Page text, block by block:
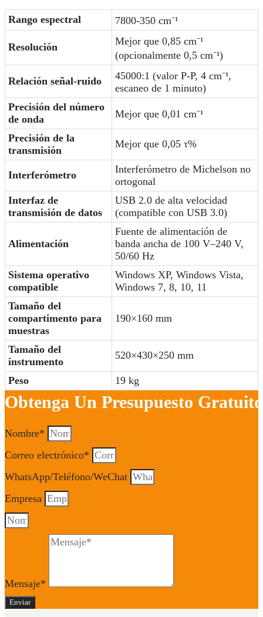
Rango espectral 7800-350 cm⁻¹
Resolución
Mejor que 0,85 cm⁻¹
(opcionalmente 0,5 cm⁻¹)
Relación señal-ruido
45000:1 (valor P-P, 4 cm⁻¹,
escaneo de 1 minuto)
Precisión del número
de onda
Mejor que 0,01 cm⁻¹
Precisión de la
transmisión
Mejor que 0,05 τ%
Interferómetro
Interferómetro de Michelson no
ortogonal
Interfaz de
transmisión de datos
USB 2.0 de alta velocidad
(compatible con USB 3.0)
Alimentación
Fuente de alimentación de
banda ancha de 100 V–240 V,
50/60 Hz
Sistema operativo
compatible
Windows XP, Windows Vista,
Windows 7, 8, 10, 11
Tamaño del
compartimento para
muestras
190×160 mm
Tamaño del
instrumento
520×430×250 mm
Peso 19 kg
Obtenga Un Presupuesto
Nombre*
Correo electrónico*
WhatsApp/Teléfono/WeChat
Empresa
Mensaje*
Enviar